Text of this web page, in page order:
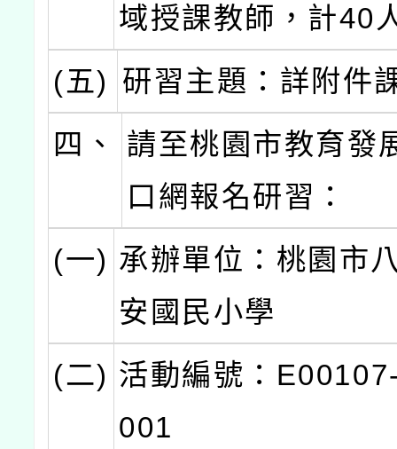
域授課教師，計40
(五) 研習主題：詳附件
四、
請至桃園市教育發
口網報名研習：
(一) 承辦單位：桃園市
安國民小學
(二) 活動編號：
001